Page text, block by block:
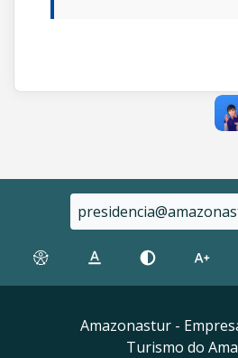
Amazonastur -
Turismo do